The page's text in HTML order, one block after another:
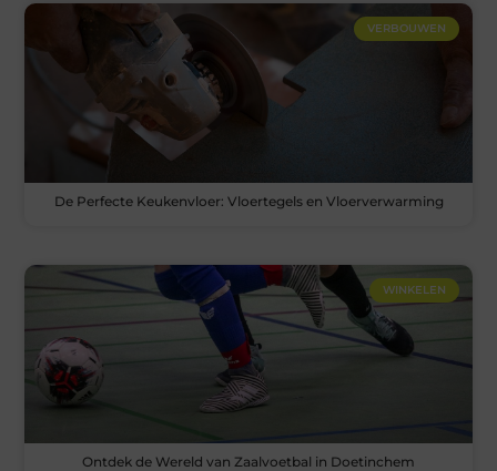
VERBOUWEN
De Perfecte Keukenvloer: Vloertegels en Vloerverwarming
WINKELEN
Ontdek de Wereld van Zaalvoetbal in Doetinchem